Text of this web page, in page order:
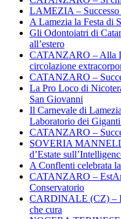
LAMEZIA – Successo
A Lamezia la Festa di
Gli Odontoiatri di
all’estero
CATANZARO – Alla
circolazione
CATANZARO –
La Pro Loco di
San Giovanni
Il Carnevale di
Laboratorio dei
CATANZARO –
SOVERIA
d’Estate
A Conflenti celebrata
CATANZARO –
Conservatorio
CARDINALE (CZ) –
che cura